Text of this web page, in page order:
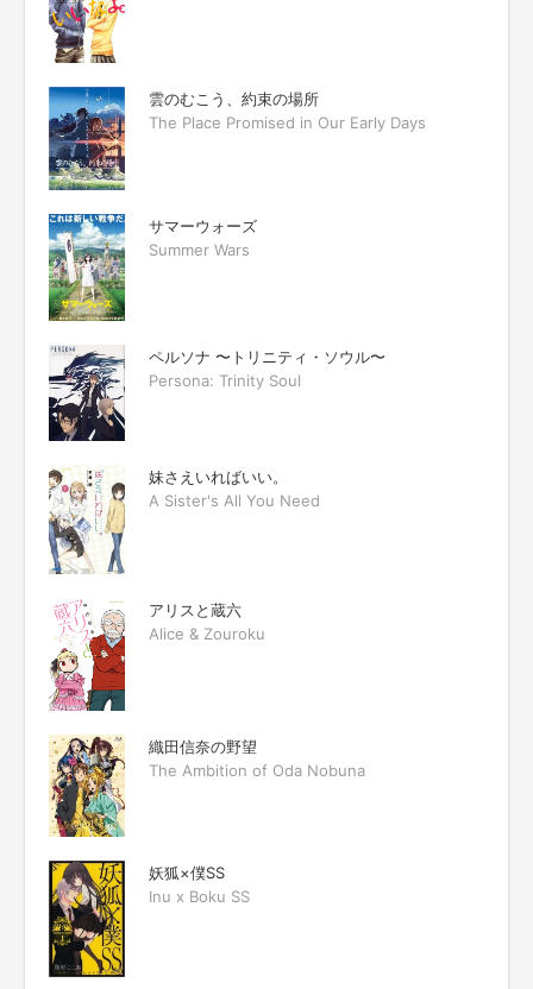
雲のむこう、約束の場所
The Place Promised in Our Early Days
サマーウォーズ
Summer Wars
ペルソナ 〜トリニティ・ソウル〜
Persona: Trinity Soul
妹さえいればいい。
A Sister's All You Need
アリスと蔵六
Alice & Zouroku
織田信奈の野望
The Ambition of Oda Nobuna
妖狐×僕SS
Inu x Boku SS